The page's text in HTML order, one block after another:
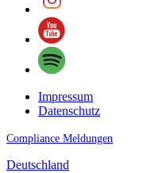
Impressum
Datenschutz
Compliance Meldungen
Deutschland